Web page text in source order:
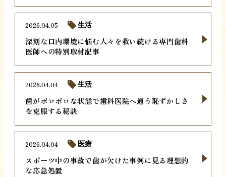
深刻な口内環境に悩む人々を救い続ける専門歯科
医師への特別取材記事
2026.04.05 生活
歯がボロボロな状態で歯科医院へ通う恥ずかしさ
を克服する秘訣
2026.04.04 生活
スポーツ中の事故で歯が欠けた事例に見る理想的
な応急処置
2026.04.04 医療